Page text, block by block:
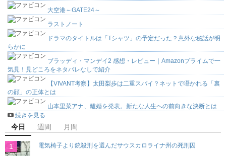
大空港～GATE24～
ラストノート
ドラマのタイトルは「Tシャツ」の予定だった？意外な秘話が明
らかに
ブラッディ・マンデイ2 感想・レビュー｜Amazonプライムで一
気見！見どころをネタバレなしで紹介
【VIVANT考察】太田梨歩は二重スパイ？ネットで囁かれる「裏
の顔」の正体とは
山本里菜アナ、離婚を発表。新たな人生への前向きな決断とは
続きを見る
今日 週間 月間
電気椅子より銃殺刑を選んだサウスカロライナ州の死刑囚